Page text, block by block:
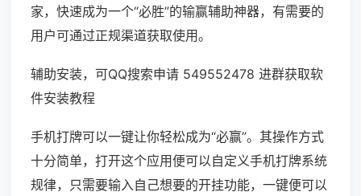
家，快速成为一个“必胜”的输赢辅助神器，有需要的
用户可通过正规渠道获取使用。
辅助安装，可QQ搜索申请 549552478 进群获取软
件安装教程
手机打牌可以一键让你轻松成为“必赢”。其操作方式
十分简单，打开这个应用便可以自定义手机打牌系统
规律，只需要输入自己想要的开挂功能，一键便可以